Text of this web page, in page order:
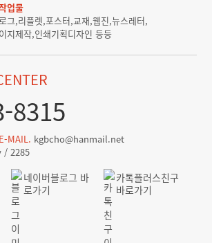
업물
그,리플렛,포스터,교재,웹진,뉴스레터,
지제작,인쇄기획디자인 등등
8315
E-MAIL. kgbcho@hanmail.net
/ 2285
네이버블로그 바
로가기
카톡플러스친구
바로가기